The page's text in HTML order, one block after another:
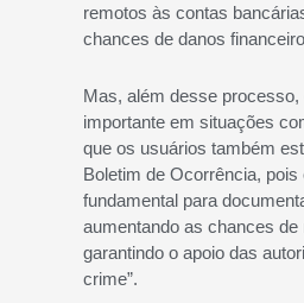
remotos às contas
chances de danos
Mas, além desse
importante em situações
que os usuários também
Boletim de Ocorrência,
fundamental para
aumentando as chances
garantindo o apoio das
crime”.